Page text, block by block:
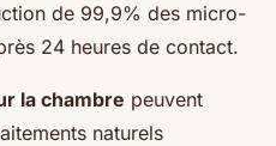
de 99,9% des micro-
24 heures de contact.
la chambre peuvent
naturels